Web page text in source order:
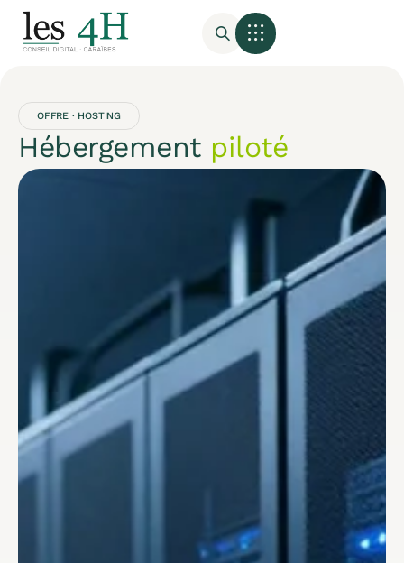
OFFRE · HOSTING
Hébergement piloté